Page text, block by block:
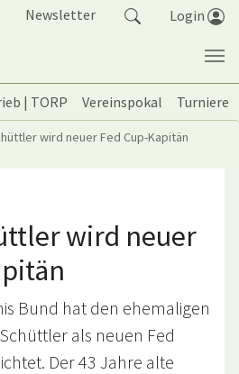
Newsletter Login
| TORP Vereinspokal
Turniere
wird neuer Fed Cup-Kapitän
wird neuer
Bund hat den ehemaligen
als neuen Fed
Der 43 Jahre alte